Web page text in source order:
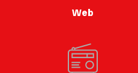
Web